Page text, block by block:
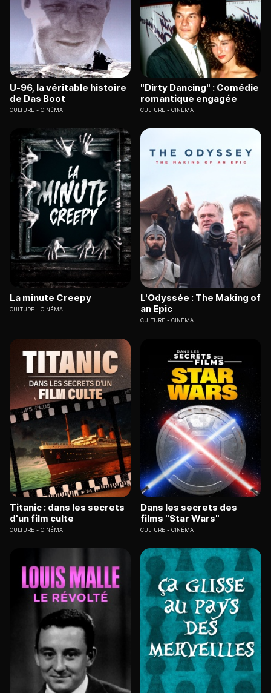
U-96, la véritable histoire
de Das Boot
CULTURE CINÉMA
"Dirty Dancing" : Comédie
romantique engagée
CULTURE CINÉMA
La minute Creepy
CULTURE CINÉMA
L'Odyssée : The Making of
an Epic
CULTURE CINÉMA
Titanic : dans les secrets
d'un film culte
CULTURE CINÉMA
Dans les secrets des
films "Star Wars"
CULTURE CINÉMA